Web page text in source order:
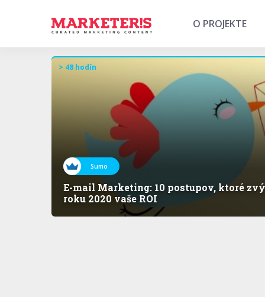
O PROJEKTE
> 48 hodín
Sumo
E-mail Marketing: 10 postupov, ktoré
roku 2020 vaše ROI